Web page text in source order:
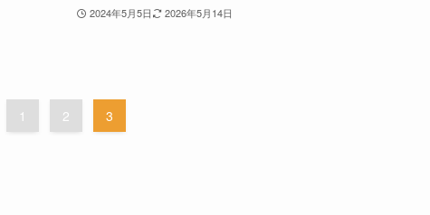
2024年5月5日 2026年5月14日
1 2 3